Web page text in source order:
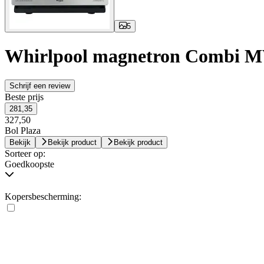
5
Whirlpool magnetron Combi
Schrijf een review
Beste prijs
281,35
327,50
Bol Plaza
Bekijk Bekijk product Bekijk product
Sorteer op:
Goedkoopste
Kopersbescherming: